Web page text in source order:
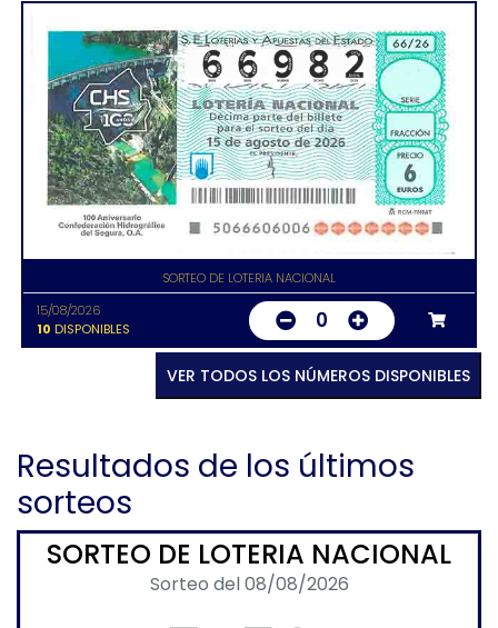
SORTEO DE LOTERIA NACIONAL
15/08/2026
10 DISPONIBLES 0
VER TODOS LOS NÚMEROS DISPONIBLES
Resultados de los últimos
sorteos
SORTEO DE LOTERIA NACIONAL
Sorteo del 08/08/2026